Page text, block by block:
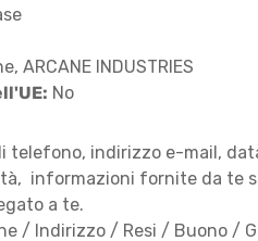
INDUSTRIES
No
telefono, indirizzo e-mail,
informazioni fornite da te
a te.
/ Indirizzo / Resi / Buono /